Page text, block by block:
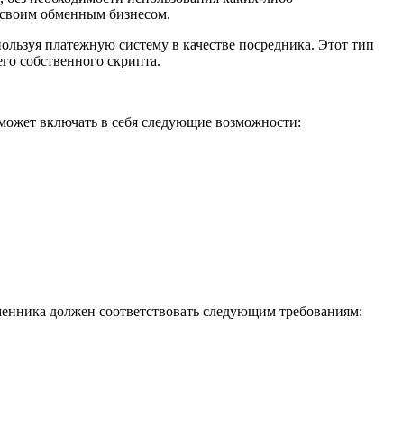
обменным бизнесом.
платежную систему в качестве посредника. Этот тип
собственного скрипта.
включать в себя следующие возможности:
должен соответствовать следующим требованиям: